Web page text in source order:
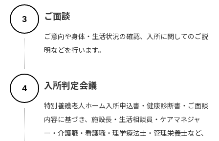
3 ご面談
ご意向や身体・生活状況の確認、入所に関してのご説
明などを行います。
4 入所判定会議
特別養護老人ホーム入所申込書・健康診断書・ご面談
内容に基づき、施設長・生活相談員・ケアマネジャ
ー・介護職・看護職・理学療法士・管理栄養士など、